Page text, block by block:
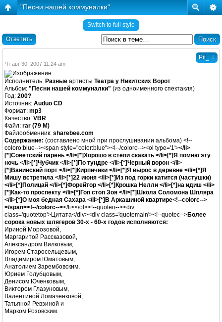
"Песни нашей коммуналки"
Switch to full style
Ответить
Pit_ ↓
Чт авг 30, 2007 11:24 am
Исполнитель: Разные артисты Театра у Никитских Ворот
Альбом: "Песни нашей коммуналки" (из одноименного спектакля)
Год: 200?
Источник: Auduo CD
Формат: mp3
Качество: VBR
Файл: rar (79 M)
Файлообменник: sharebee.com
Содержание: (составлено мной при прослушивании альбома) <!--
coloro:blue--><span style="color:blue"><!--/coloro--><ol type='1'></li>
[*]Советский парень </li>[*]Хорошо в степи скакать </li>[*]Я помню эту
ночь </li>[*]Чубчик </li>[*]По тундре </li>[*]Черный ворон </li>
[*]Ванинский порт </li>[*]Кирпичики </li>[*]Я вырос в деревне </li>[*]Я
Мишу встретила </li>[*]22 июня </li>[*]Из под горки катится (частушки)
</li>[*]Полицай </li>[*]Форейтор </li>[*]Крошка Нелли </li>[*]на идиш </li>
[*]Как-то проспекту </li>[*]Гоп стоп Зоя </li>[*]Школа Соломона Шпляра
</li>[*]О моя бедная Сахара </li>[*]В Аркашиной квартире<!--colorc-->
</span><!--/colorc--></li></ol><!--quoteo--><div
class='quotetop'>Цитата</div><div class='quotemain'><!--quotec-->Более
сорока новых шлягеров 30-х - 60-х годов исполняются:
Ириной Морозовой,
Маргаритой Рассказовой,
Александром Вилковым,
Игорем Старосельцевым,
Владимиром Юматовым,
Анатолием Зарембовским,
Юрием Голубцовым,
Денисом Юченковым,
Виктором Глазуновым,
Валентиной Ломаченковой,
Татьяной Ревзиной и
Марком Розовским.